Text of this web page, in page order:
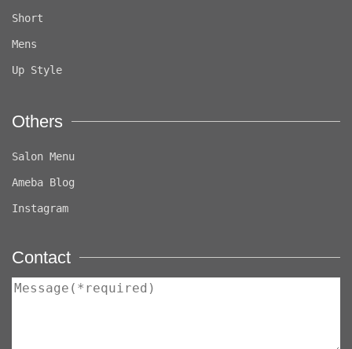
Short
Mens
Up Style
Others
Salon Menu
Ameba Blog
Instagram
Contact